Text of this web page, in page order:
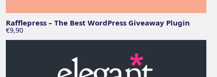
Rafflepress – The Best WordPress Giveaway Plugin
€9,90